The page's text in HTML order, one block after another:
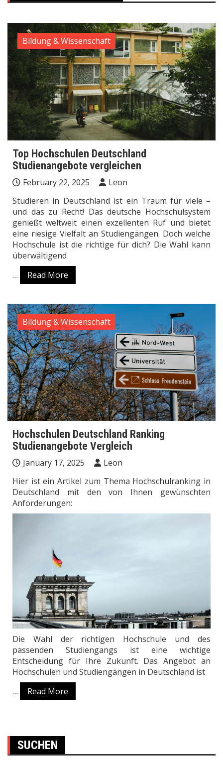
Bildung & Wissenschaft
Top Hochschulen Deutschland
Studienangebote vergleichen
February 22, 2025
Leon
Studieren in Deutschland ist ein Traum für viele –
und das zu Recht! Das deutsche Hochschulsystem
genießt weltweit einen exzellenten Ruf und bietet
eine riesige Vielfalt an Studiengängen. Doch welche
Hochschule ist die richtige für dich? Die Wahl kann
überwältigend
…
Read More
Bildung & Wissenschaft
Hochschulen Deutschland Ranking
Studienangebote Vergleich
January 17, 2025
Leon
Hier ist ein Artikel zum Thema Hochschulranking in
Deutschland mit den von Ihnen gewünschten
Anforderungen:
Die Wahl der richtigen Hochschule und des
passenden Studiengangs ist eine wichtige
Entscheidung für Ihre Zukunft. Das Angebot an
Hochschulen und Studiengängen in Deutschland ist
…
Read More
SUCHEN